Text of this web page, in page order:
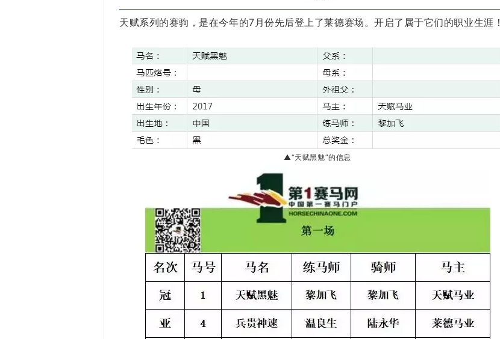
天赋系列的赛驹，是在今年的7月份先后登上了莱德赛场。开启了属于它们的职业生涯！
▲“天赋黑魅”的信息